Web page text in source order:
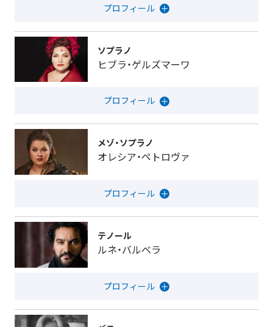
ソプラノ
ヒブラ・ゲルズマーワ
メゾ・ソプラノ
オレシア・ペトロヴァ
テノール
ルネ・バルベラ